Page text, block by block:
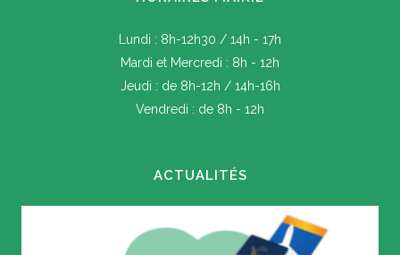
Lundi : 8h-12h30 / 14h - 17h
Mardi et Mercredi : 8h - 12h
Jeudi : de 8h-12h / 14h-16h
Vendredi : de 8h - 12h
ACTUALITÉS